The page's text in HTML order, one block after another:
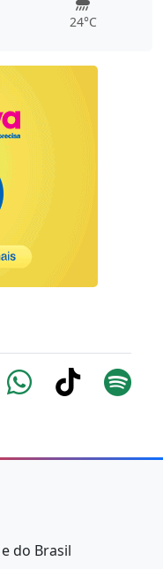
24°C
do Brasil